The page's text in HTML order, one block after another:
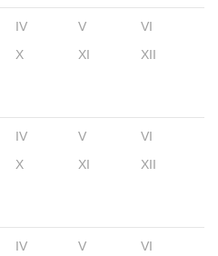
IV V
VI
X XI XII
IV V
VI
X XI XII
IV V
VI